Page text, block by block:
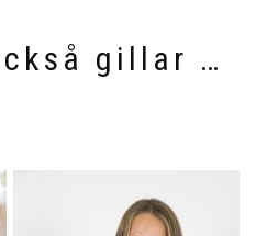
gillar …